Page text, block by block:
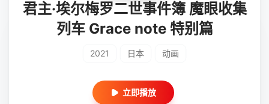
君主·埃尔梅罗二世事件簿 魔眼收集
列车 Grace note 特别篇
2021 日本 动画
立即播放